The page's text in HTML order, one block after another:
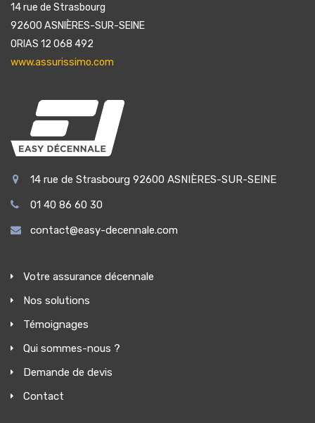
14 rue de Strasbourg
92600 ASNIÈRES-SUR-SEINE
ORIAS 12 068 492
www.assurissimo.com
14 rue de Strasbourg 92600 ASNIÈRES-SUR-SEINE
01 40 86 60 30
contact@easy-decennale.com
Votre assurance décennale
Nos solutions
Témoignages
Qui sommes-nous ?
Demande de devis
Contact